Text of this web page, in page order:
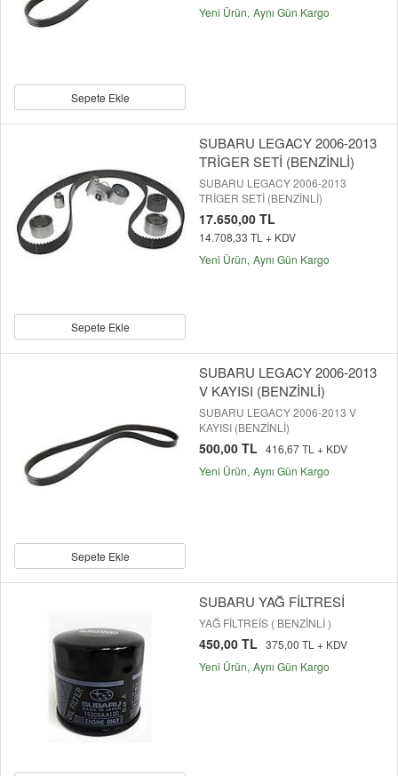
Sepete Ekle
Yeni Ürün Aynı Gün Kargo
Sepete Ekle
SUBARU LEGACY 2006-2013
TRİGER SETİ (BENZİNLİ)
SUBARU LEGACY 2006-2013
TRİGER SETİ (BENZİNLİ)
17.650,00 TL
14.708,33 TL + KDV
Yeni Ürün Aynı Gün Kargo
Sepete Ekle
SUBARU LEGACY 2006-2013
V KAYISI (BENZİNLİ)
SUBARU LEGACY 2006-2013 V
KAYISI (BENZİNLİ)
500,00 TL 416,67 TL + KDV
Yeni Ürün Aynı Gün Kargo
SUBARU YAĞ FİLTRESİ
YAĞ FİLTREİS ( BENZİNLİ )
450,00 TL 375,00 TL + KDV
Yeni Ürün Aynı Gün Kargo